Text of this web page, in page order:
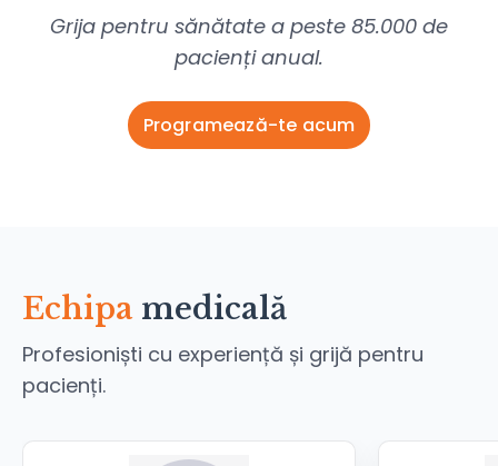
Grija pentru sănătate a peste 85.000 de
pacienți anual.
Programează-te acum
Echipa medicală
Profesioniști cu experiență și grijă pentru
pacienți.